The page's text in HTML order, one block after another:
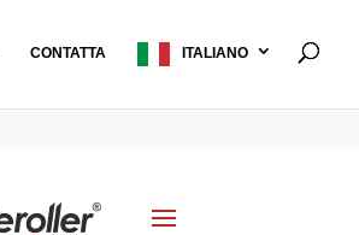
CONTATTA ITALIANO